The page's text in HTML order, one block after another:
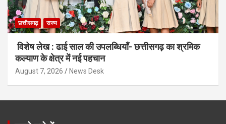
छत्तीसगढ़ राज्य
विशेष लेख : ढाई साल की उपलब्धियाँ- छत्तीसगढ़ का श्रमिक
कल्याण के क्षेत्र में नई पहचान
August 7, 2026 News Desk